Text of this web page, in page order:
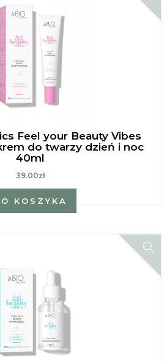
Feel your Beauty Vibes
do twarzy dzień i noc
40ml
39.00zł
KOSZYKA